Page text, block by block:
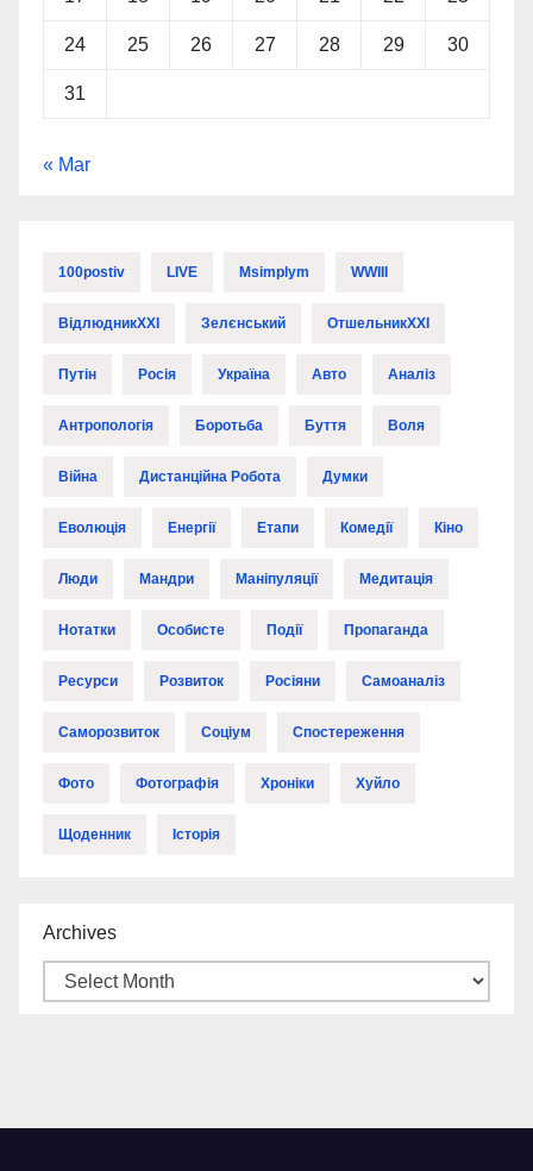
24 25 26 27 28 29 30
31
« Mar
100postiv LIVE Msimplym WWIII
ВідлюдникXXI Зелєнський ОтшельникXXI
Путін Росія Україна Авто Аналіз
Антропологія Боротьба Буття Воля
Війна Дистанційна Робота Думки
Еволюція Енергії Етапи Комедії Кіно
Люди Мандри Маніпуляції Медитація
Нотатки Особисте Події Пропаганда
Ресурси Розвиток Росіяни Самоаналіз
Саморозвиток Соціум Спостереження
Фото Фотографія Хроніки Хуйло
Щоденник Історія
Archives